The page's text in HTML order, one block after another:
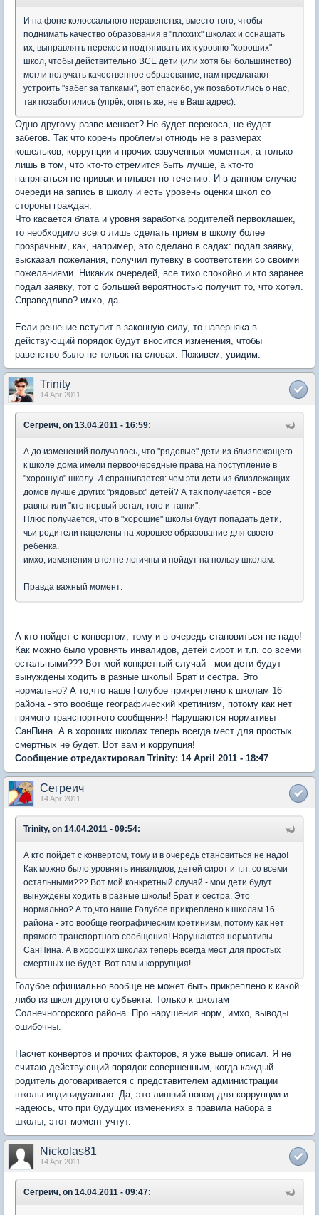
И на фоне колоссального неравенства, вместо того, чтобы
поднимать качество образования в "плохих" школах и оснащать
их, выправлять перекос и подтягивать их к уровню "хороших"
школ, чтобы действительно ВСЕ дети (или хотя бы большинство)
могли получать качественное образование, нам предлагают
устроить "забег за тапками", вот спасибо, уж позаботились о нас,
так позаботились (упрёк, опять же, не в Ваш адрес).
Одно другому разве мешает? Не будет перекоса, не будет
забегов. Так что корень проблемы отнюдь не в размерах
кошельков, коррупции и прочих озвученных моментах, а только
лишь в том, что кто-то стремится быть лучше, а кто-то
напрягаться не привык и плывет по течению. И в данном случае
очереди на запись в школу и есть уровень оценки школ со
стороны граждан.
Что касается блата и уровня заработка родителей первоклашек,
то необходимо всего лишь сделать прием в школу более
прозрачным, как, например, это сделано в садах: подал заявку,
высказал пожелания, получил путевку в соответствии со своими
пожеланиями. Никаких очередей, все тихо спокойно и кто заранее
подал заявку, тот с большей вероятностью получит то, что хотел.
Справедливо? имхо, да.
Если решение вступит в законную силу, то наверняка в
действующий порядок будут вносится изменения, чтобы
равенство было не тольок на словах. Поживем, увидим.
Trinity
14 Apr 2011
Сегреич, on 13.04.2011 - 16:59:
А до изменений получалось, что "рядовые" дети из близлежащего
к школе дома имели первоочередные права на поступление в
"хорошую" школу. И спрашивается: чем эти дети из близлежащих
домов лучше других "рядовых" детей? А так получается - все
равны или "кто первый встал, того и тапки".
Плюс получается, что в "хорошие" школы будут попадать дети,
чьи родители нацелены на хорошее образование для своего
ребенка.
имхо, изменения вполне логичны и пойдут на пользу школам.
Правда важный момент:
А кто пойдет с конвертом, тому и в очередь становиться не надо!
Как можно было уровнять инвалидов, детей сирот и т.п. со всеми
остальными??? Вот мой конкретный случай - мои дети будут
вынуждены ходить в разные школы! Брат и сестра. Это
нормально? А то,что наше Голубое прикреплено к школам 16
района - это вообще географический кретинизм, потому как нет
прямого транспортного сообщения! Нарушаются нормативы
СанПина. А в хороших школах теперь всегда мест для простых
смертных не будет. Вот вам и коррупция!
Сообщение отредактировал Trinity: 14 April 2011 - 18:47
Сегреич
14 Apr 2011
Trinity, on 14.04.2011 - 09:54:
А кто пойдет с конвертом, тому и в очередь становиться не надо!
Как можно было уровнять инвалидов, детей сирот и т.п. со всеми
остальными??? Вот мой конкретный случай - мои дети будут
вынуждены ходить в разные школы! Брат и сестра. Это
нормально? А то,что наше Голубое прикреплено к школам 16
района - это вообще географическим кретинизм, потому как нет
прямого транспортного сообщения! Нарушаются нормативы
СанПина. А в хороших школах теперь всегда мест для простых
смертных не будет. Вот вам и коррупция!
Голубое официально вообще не может быть прикреплено к какой
либо из школ другого субъекта. Только к школам
Солнечногорского района. Про нарушения норм, имхо, выводы
ошибочны.
Насчет конвертов и прочих факторов, я уже выше описал. Я не
считаю действующий порядок совершенным, когда каждый
родитель договаривается с представителем администрации
школы индивидуально. Да, это лишний повод для коррупции и
надеюсь, что при будущих изменениях в правила набора в
школы, этот момент учтут.
Nickolas81
14 Apr 2011
Сегреич, on 14.04.2011 - 09:47: